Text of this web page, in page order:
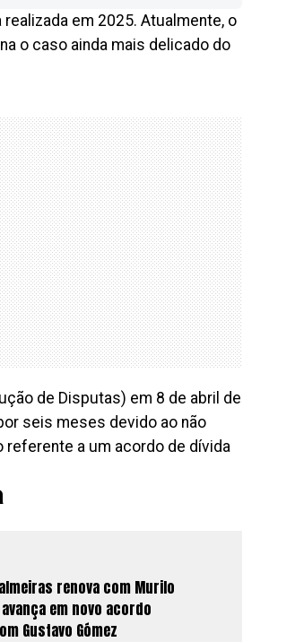
em 2025. Atualmente, o
o caso ainda mais delicado do
de Disputas) em 8 de abril de
seis meses devido ao não
referente a um acordo de dívida
renova com Murilo
em novo acordo
Gustavo Gómez